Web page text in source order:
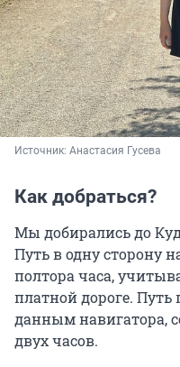
Источник: Анастасия Гусева
Как добраться?
Мы добирались до
Путь в одну сторону
полтора часа,
платной дороге. Путь
данным навигатора,
двух часов.